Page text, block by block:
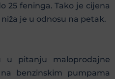
25 feninga. Tako je cijena
niža je u odnosu na petak.
u pitanju maloprodajne
benzinskim pumpama